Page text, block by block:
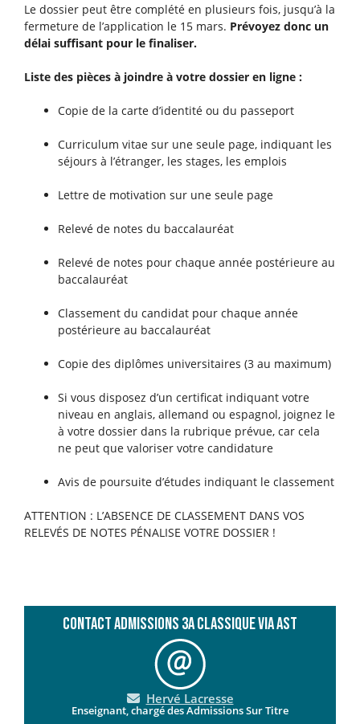
Le dossier peut être complété en plusieurs fois, jusqu’à la
fermeture de l’application le 15 mars. Prévoyez donc un
délai suffisant pour le finaliser.
Liste des pièces à joindre à votre dossier en ligne :
Copie de la carte d’identité ou du passeport
Curriculum vitae sur une seule page, indiquant les
séjours à l’étranger, les stages, les emplois
Lettre de motivation sur une seule page
Relevé de notes du baccalauréat
Relevé de notes pour chaque année postérieure au
baccalauréat
Classement du candidat pour chaque année
postérieure au baccalauréat
Copie des diplômes universitaires (3 au maximum)
Si vous disposez d’un certificat indiquant votre
niveau en anglais, allemand ou espagnol, joignez le
à votre dossier dans la rubrique prévue, car cela
ne peut que valoriser votre candidature
Avis de poursuite d’études indiquant le classement
ATTENTION : L’ABSENCE DE CLASSEMENT DANS VOS
RELEVÉS DE NOTES PÉNALISE VOTRE DOSSIER !
Contact admissions 3A classique via AST
Hervé Lacresse
Enseignant, chargé des Admissions Sur Titre